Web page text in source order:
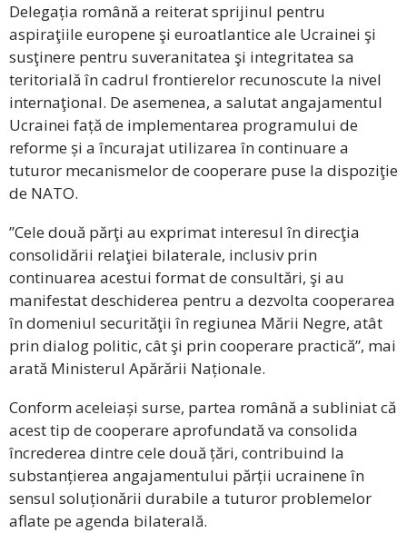
Delegația română a reiterat sprijinul pentru
aspiraţiile europene şi euroatlantice ale Ucrainei şi
susţinere pentru suveranitatea şi integritatea sa
teritorială în cadrul frontierelor recunoscute la nivel
internaţional. De asemenea, a salutat angajamentul
Ucrainei față de implementarea programului de
reforme și a încurajat utilizarea în continuare a
tuturor mecanismelor de cooperare puse la dispoziţie
de NATO.
”Cele două părţi au exprimat interesul în direcţia
consolidării relaţiei bilaterale, inclusiv prin
continuarea acestui format de consultări, şi au
manifestat deschiderea pentru a dezvolta cooperarea
în domeniul securităţii în regiunea Mării Negre, atât
prin dialog politic, cât şi prin cooperare practică”, mai
arată Ministerul Apărării Naționale.
Conform aceleiași surse, partea română a subliniat că
acest tip de cooperare aprofundată va consolida
încrederea dintre cele două țări, contribuind la
substanțierea angajamentului părții ucrainene în
sensul soluționării durabile a tuturor problemelor
aflate pe agenda bilaterală.